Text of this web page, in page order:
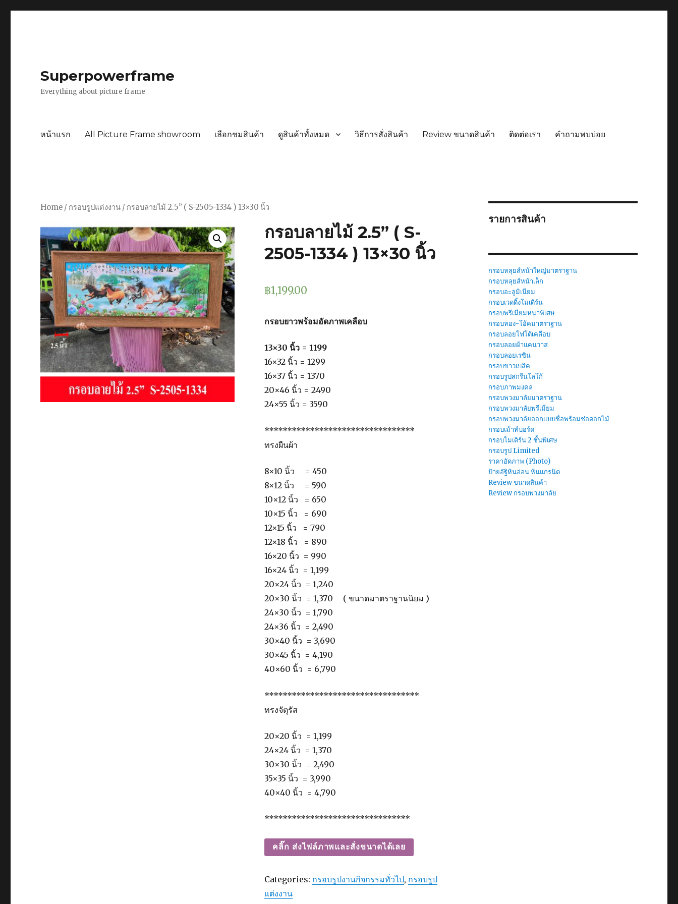
Superpowerframe
Everything about picture frame
หน้าแรก All Picture Frame showroom เลือกชมสินค้า ดูสินค้าทั้งหมด วิธีการสั่งสินค้า Review ขนาดสินค้า ติดต่อเรา คำถามพบบ่อย
Home / กรอบรูปแต่งงาน / กรอบลายไม้ 2.5” ( S-2505-1334 ) 13×30 นิ้ว
กรอบลายไม้ 2.5” ( S-
2505-1334 ) 13×30 นิ้ว
฿1,199.00
กรอบยาวพร้อมอัดภาพเคลือบ
13×30 นิ้ว = 1199
16×32 นิ้ว = 1299
16×37 นิ้ว = 1370
20×46 นิ้ว = 2490
24×55 นิ้ว = 3590
*********************************
ทรงผืนผ้า
8×10 นิ้ว = 450
8×12 นิ้ว = 590
10×12 นิ้ว = 650
10×15 นิ้ว = 690
12×15 นิ้ว = 790
12×18 นิ้ว = 890
16×20 นิ้ว = 990
16×24 นิ้ว = 1,199
20×24 นิ้ว = 1,240
20×30 นิ้ว = 1,370 ( ขนาดมาตราฐานนิยม )
24×30 นิ้ว = 1,790
24×36 นิ้ว = 2,490
30×40 นิ้ว = 3,690
30×45 นิ้ว = 4,190
40×60 นิ้ว = 6,790
**********************************
ทรงจัตุรัส
20×20 นิ้ว = 1,199
24×24 นิ้ว = 1,370
30×30 นิ้ว = 2,490
35×35 นิ้ว = 3,990
40×40 นิ้ว = 4,790
********************************
คลิ๊ก ส่งไฟล์ภาพและสั่งขนาดได้เลย
Categories: กรอบรูปงานกิจกรรมทั่วไป, กรอบรูป
แต่งงาน
รายการสินค้า
กรอบหลุยส์หน้าใหญ่มาตราฐาน
กรอบหลุยส์หน้าเล็ก
กรอบอะลูมิเนียม
กรอบเวดดิ้งโมเดิร์น
กรอบพรีเมี่ยมหนาพิเศษ
กรอบทอง-โอ้คมาตราฐาน
กรอบลอยโฟโต้เคลือบ
กรอบลอยผ้าแคนวาส
กรอบลอยเรซิน
กรอบขาวเบสิค
กรอบรูปสกรีนโลโก้
กรอบภาพมงคล
กรอบพวงมาลัยมาตราฐาน
กรอบพวงมาลัยพรีเมี่ยม
กรอบพวงมาลัยออกแบบชื่อพร้อมช่อดอกไม้
กรอบเม้าท์บอร์ด
กรอบโมเดิร์น 2 ชั้นพิเศษ
กรอบรูป Limited
ราคาอัดภาพ (Photo)
ป้ายอัฐิหินอ่อน หินแกรนิต
Review ขนาดสินค้า
Review กรอบพวงมาลัย